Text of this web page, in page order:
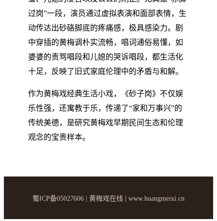
过岗”一段，演员通过虚拟表演和面部表情，生
动传达出砂硌脚底的疼痛感，极具感染力。剧
中穿插的黄梅调朴实流畅，唱词通俗易懂，如
婆婆的责骂唱段和儿媳的哭诉唱段，都生活化
十足，反映了旧式家庭伦理中的矛盾与和解。
作为黄梅戏经典生活小戏，《砂子岗》不仅娱
乐性强，还寓教于乐，传递了“家和万事兴”的
传统美德，是研究黄梅戏早期民间生态和伦理
观念的宝贵样本。
蜀ICP备05027606 | 黄梅戏在线 | www.huangmeixi.cn